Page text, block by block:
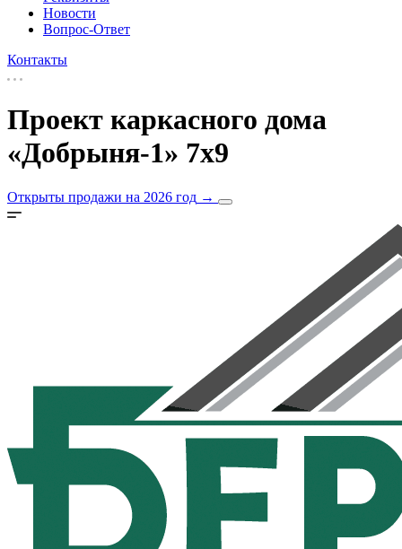
Новости
Вопрос-Ответ
Контакты
Проект каркасного дома
«Добрыня-1» 7х9
Открыты продажи на 2026 год →